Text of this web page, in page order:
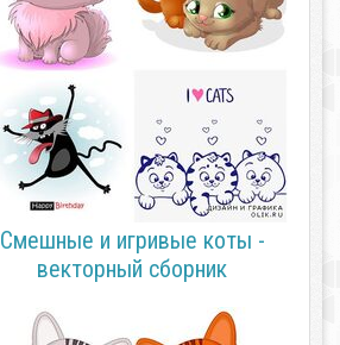
Смешные и игривые коты -
векторный сборник